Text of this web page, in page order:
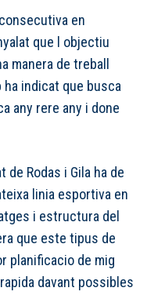
en
que l objectiu
manera de treball
indicat que busca
any rere any i done
de Rodas i Gila ha de
linia esportiva en
i estructura del
que este tipus de
planificacio de mig
davant possibles